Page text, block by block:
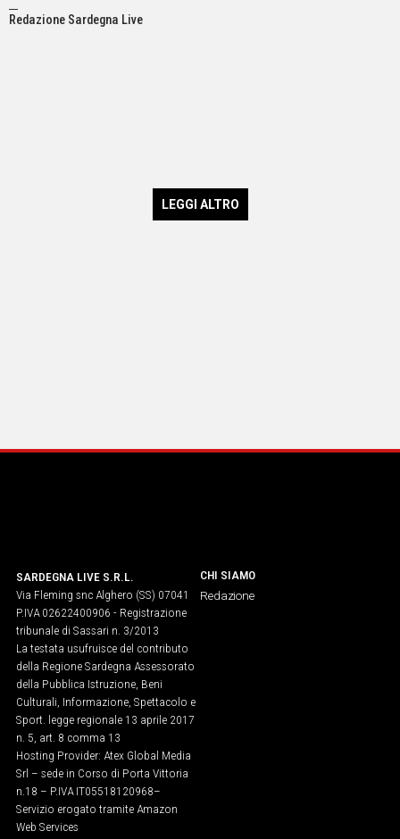
Redazione Sardegna Live
LEGGI ALTRO
SARDEGNA LIVE S.R.L.
Via Fleming snc Alghero (SS) 07041
P.IVA 02622400906 - Registrazione
tribunale di Sassari n. 3/2013
La testata usufruisce del contributo
della Regione Sardegna Assessorato
della Pubblica Istruzione, Beni
Culturali, Informazione, Spettacolo e
Sport. legge regionale 13 aprile 2017
n. 5, art. 8 comma 13
Hosting Provider: Atex Global Media
Srl – sede in Corso di Porta Vittoria
n.18 – P.IVA IT05518120968​–
Servizio erogato tramite Amazon
Web Services
CHI SIAMO
Redazione